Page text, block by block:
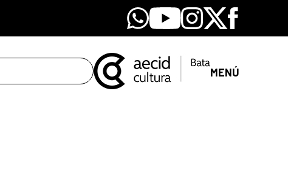
Whatsapp
YoutubeInstagram
X Facebook
MENÚ